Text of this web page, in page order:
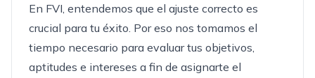
En FVI, entendemos que el ajuste correcto es
crucial para tu éxito. Por eso nos tomamos el
tiempo necesario para evaluar tus objetivos,
aptitudes e intereses a fin de asignarte el